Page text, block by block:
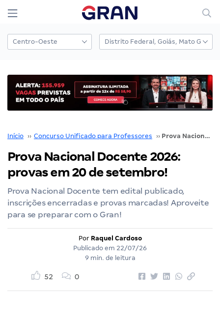
Início ›› Concurso Unificado para Professores ›› Prova Nacional Docente 2026: provas em 20 de setembro!
Prova Nacional Docente 2026:
provas em 20 de setembro!
Prova Nacional Docente tem edital publicado,
inscrições encerradas e provas marcadas! Aproveite
para se preparar com o Gran!
Por Raquel Cardoso
Publicado em 22/07/26
9 min. de leitura
52 0